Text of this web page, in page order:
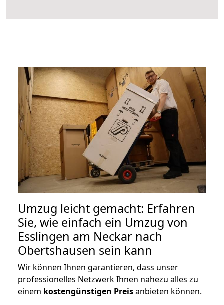
Umzug leicht gemacht: Erfahren
Sie, wie einfach ein Umzug von
Esslingen am Neckar nach
Obertshausen sein kann
Wir können Ihnen garantieren, dass unser
professionelles Netzwerk Ihnen nahezu alles zu
einem kostengünstigen Preisanbieten können.